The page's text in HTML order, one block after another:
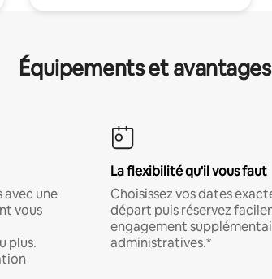
Équipements et
une
vous
plus.
La flexibilité qu'il vous faut
Choisissez vos dates
départ puis réservez
engagement
administratives.*